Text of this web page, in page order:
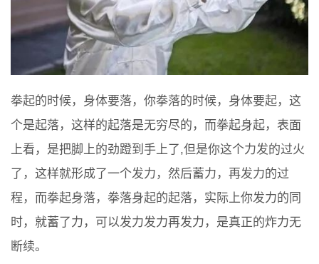
拳起的时候，身体要落，你拳落的时候，身体要起，这
个是起落，这样的起落是无穷尽的，而拳起身起，表面
上看，是把脚上的劲蹬到手上了,但是你这个力发的过火
了，这样就形成了一个发力，然后蓄力，再发力的过
程，而拳起身落，拳落身起的起落，实际上你发力的同
时，就蓄了力，可以发力发力再发力，是真正的炸力无
断续。